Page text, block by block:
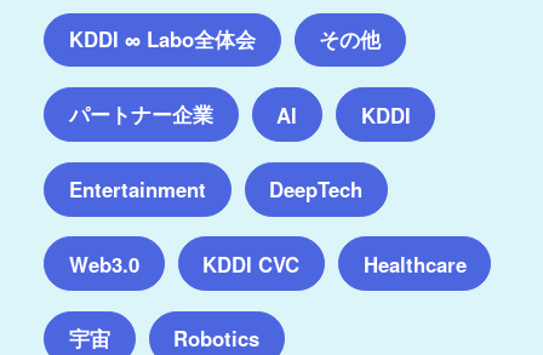
KDDI ∞ Labo全体会 その他
パートナー企業 AI KDDI
Entertainment DeepTech
Web3.0 KDDI CVC Healthcare
宇宙 Robotics